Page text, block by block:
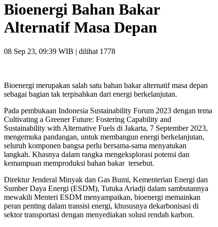
Bioenergi Bahan Bakar
Alternatif Masa Depan
08 Sep 23, 09:39 WIB | dilihat 1778
Bioenergi merupakan salah satu bahan bakar alternatif masa depan
sebagai bagian tak terpisahkan dari energi berkelanjutan.
Pada pembukaan Indonesia Sustainability Forum 2023 dengan tema
Cultivating a Greener Future: Fostering Capability and
Sustainability with Alternative Fuels di Jakarta, 7 September 2023,
mengemuka pandangan, untuk membangun energi berkelanjutan,
seluruh komponen bangsa perlu bersama-sama menyatukan
langkah. Khasnya dalam rangka mengeksplorasi potensi dan
kemampuan memproduksi bahan bakar tersebut.
Direktur Jenderal Minyak dan Gas Bumi, Kementerian Energi dan
Sumber Daya Energi (ESDM), Tutuka Ariadji dalam sambutannya
mewakili Menteri ESDM menyampaikan, bioenergi memainkan
peran penting dalam transisi energi, khususnya dekarbonisasi di
sektor transportasi dengan menyediakan solusi rendah karbon.